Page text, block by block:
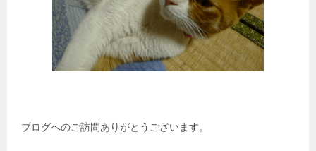
ブログへのご訪問ありがとうございます。